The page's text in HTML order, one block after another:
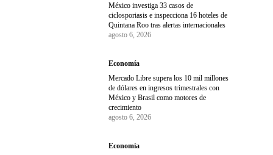
México investiga 33 casos de
ciclosporiasis e inspecciona 16 hoteles de
Quintana Roo tras alertas internacionales
agosto 6, 2026
Economía
Mercado Libre supera los 10 mil millones
de dólares en ingresos trimestrales con
México y Brasil como motores de
crecimiento
agosto 6, 2026
Economía